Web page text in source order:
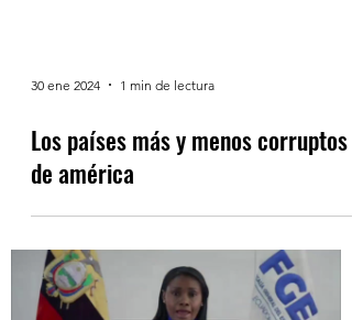
30 ene 2024 1 min de lectura
Los países más y menos corruptos
de américa